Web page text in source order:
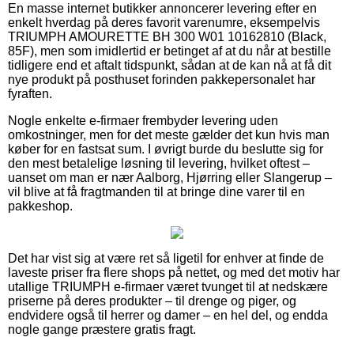
En masse internet butikker annoncerer levering efter en
enkelt hverdag på deres favorit varenumre, eksempelvis
TRIUMPH AMOURETTE BH 300 W01 10162810 (Black,
85F), men som imidlertid er betinget af at du når at bestille
tidligere end et aftalt tidspunkt, sådan at de kan nå at få dit
nye produkt på posthuset forinden pakkepersonalet har
fyraften.
Nogle enkelte e-firmaer frembyder levering uden
omkostninger, men for det meste gælder det kun hvis man
køber for en fastsat sum. I øvrigt burde du beslutte sig for
den mest betalelige løsning til levering, hvilket oftest –
uanset om man er nær Aalborg, Hjørring eller Slangerup –
vil blive at få fragtmanden til at bringe dine varer til en
pakkeshop.
Det har vist sig at være ret så ligetil for enhver at finde de
laveste priser fra flere shops på nettet, og med det motiv har
utallige TRIUMPH e-firmaer været tvunget til at nedskære
priserne på deres produkter – til drenge og piger, og
endvidere også til herrer og damer – en hel del, og endda
nogle gange præstere gratis fragt.